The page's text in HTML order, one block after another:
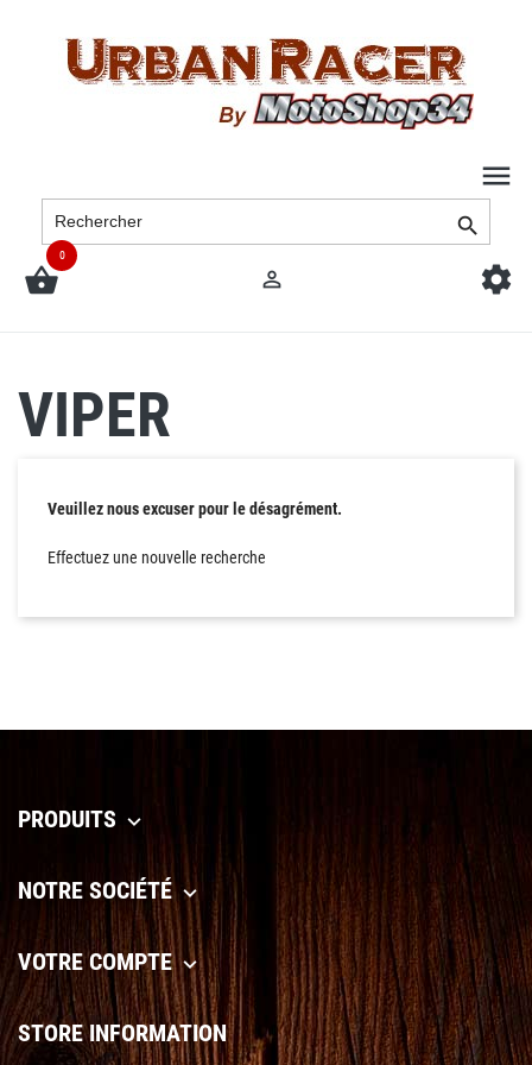


0
 
VIPER
Veuillez nous excuser pour le désagrément.
Effectuez une nouvelle recherche
PRODUITS 
NOTRE SOCIÉTÉ 
VOTRE COMPTE 
STORE INFORMATION